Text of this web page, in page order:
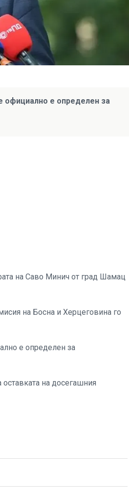
официално е определен за
на Саво Минич от град Шамац
на Босна и Херцеговина го
е определен за
на досегашния